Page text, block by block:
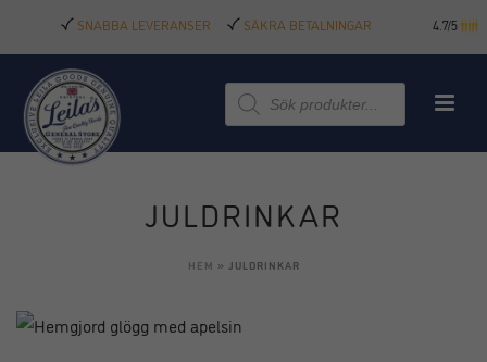
SNABBA LEVERANSER SÄKRA BETALNINGAR 4.7/5
Produktsökning
JULDRINKAR
HEM » JULDRINKAR